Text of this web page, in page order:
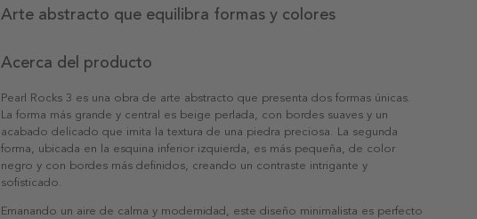
Arte abstracto que equilibra formas y colores
Acerca del producto
Pearl Rocks 3 es una obra de arte abstracto que presenta dos formas únicas.
La forma más grande y central es beige perlada, con bordes suaves y un
acabado delicado que imita la textura de una piedra preciosa. La segunda
forma, ubicada en la esquina inferior izquierda, es más pequeña, de color
negro y con bordes más definidos, creando un contraste intrigante y
sofisticado.
Emanando un aire de calma y modernidad, este diseño minimalista es perfecto